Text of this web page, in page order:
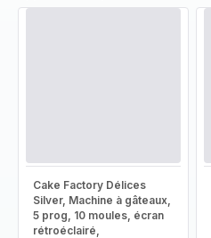
Cake Factory Délices
Silver, Machine à gâteaux,
5 prog, 10 moules, écran
rétroéclairé,